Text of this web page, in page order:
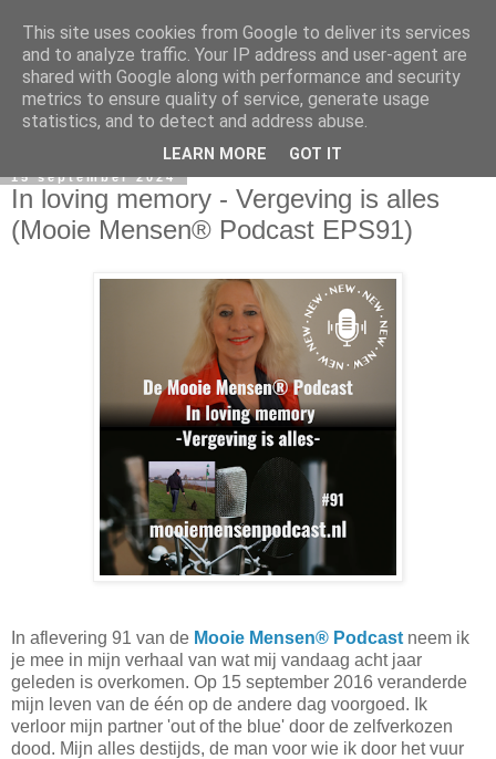
15 september 2024
In loving memory - Vergeving is alles
(Mooie Mensen® Podcast EPS91)
In aflevering 91 van de Mooie Mensen® Podcast neem ik
je mee in mijn verhaal van wat mij vandaag acht jaar
geleden is overkomen. Op 15 september 2016 veranderde
mijn leven van de één op de andere dag voorgoed. Ik
verloor mijn partner 'out of the blue' door de zelfverkozen
dood. Mijn alles destijds, de man voor wie ik door het vuur
This site uses cookies from Google to deliver its services
and to analyze traffic. Your IP address and user-agent are
shared with Google along with performance and security
metrics to ensure quality of service, generate usage
statistics, and to detect and address abuse.
LEARN MORE GOT IT